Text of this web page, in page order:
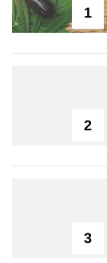
1
2
3